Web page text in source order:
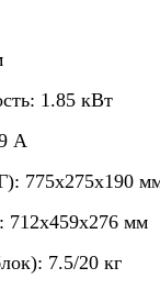
1.85 кВт
А
775x275x190
712x459x276 мм
7.5/20 кг